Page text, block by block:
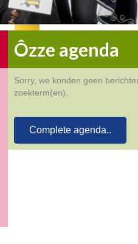
Ôzze agenda
Sorry, we konden geen
zoekterm(en).
Complete agenda..